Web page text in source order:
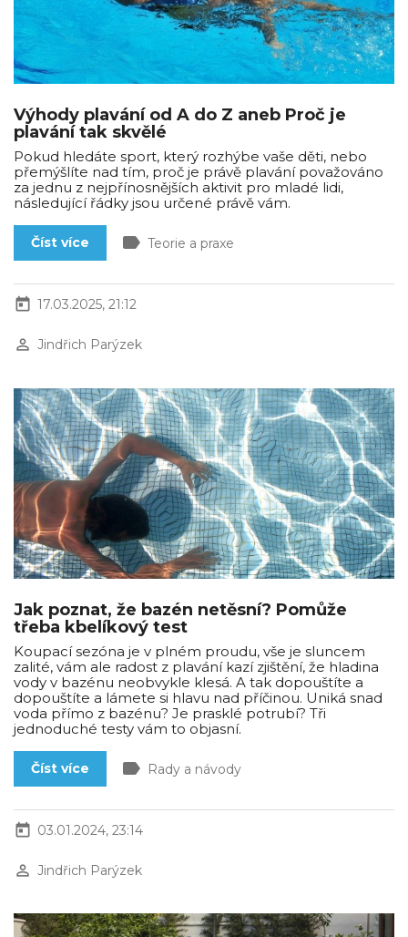
Výhody plavání od A do Z aneb Proč je
plavání tak skvělé
Pokud hledáte sport, který rozhýbe vaše děti, nebo
přemýšlíte nad tím, proč je právě plavání považováno
za jednu z nejpřínosnějších aktivit pro mladé lidi,
následující řádky jsou určené právě vám.
Číst více label Teorie a praxe
today 17.03.2025, 21:12
perm_identity Jindřich Parýzek
Jak poznat, že bazén netěsní? Pomůže
třeba kbelíkový test
Koupací sezóna je v plném proudu, vše je sluncem
zalité, vám ale radost z plavání kazí zjištění, že hladina
vody v bazénu neobvykle klesá. A tak dopouštíte a
dopouštíte a lámete si hlavu nad příčinou. Uniká snad
voda přímo z bazénu? Je prasklé potrubí? Tři
jednoduché testy vám to objasní.
Číst více label Rady a návody
today 03.01.2024, 23:14
perm_identity Jindřich Parýzek